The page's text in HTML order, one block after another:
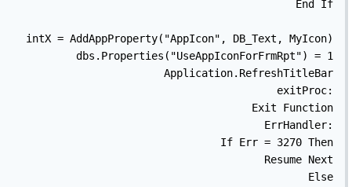
    End If
    intX = AddAppProperty("AppIcon", DB_Text, MyIcon)
    dbs.Properties("UseAppIconForFrmRpt") = 1
    Application.RefreshTitleBar
exitProc:
Exit Function
ErrHandler:
    If Err = 3270 Then
        Resume Next
    Else